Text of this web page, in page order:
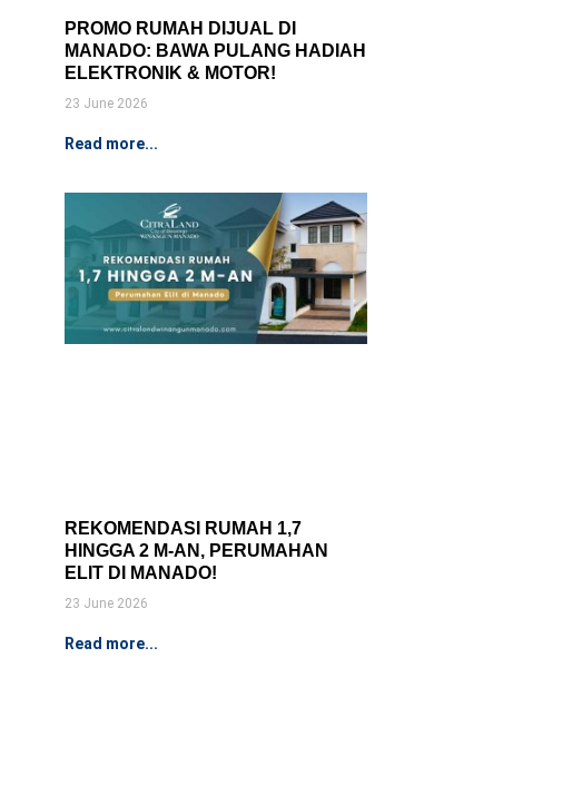
PROMO RUMAH DIJUAL DI
MANADO: BAWA PULANG HADIAH
ELEKTRONIK & MOTOR!
23 June 2026
Read more...
REKOMENDASI RUMAH 1,7
HINGGA 2 M-AN, PERUMAHAN
ELIT DI MANADO!
23 June 2026
Read more...